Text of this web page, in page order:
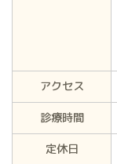
アクセス
診療時間
定休日